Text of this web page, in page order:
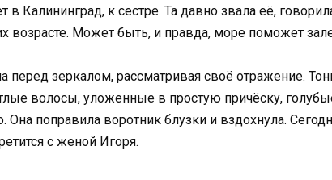
в Калининград, к сестре. Та давно звала её,
возрасте. Может быть, и правда, море поможет
перед зеркалом, рассматривая своё отражение.
волосы, уложенные в простую причёску,
Она поправила воротник блузки и вздохнула.
с женой Игоря.